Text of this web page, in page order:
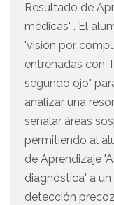
Resultado de
médicas' . El
'visión por
entrenadas con
segundo ojo"
analizar una
señalar áreas
permitiendo al
de Aprendizaje
diagnóstica' a
detección